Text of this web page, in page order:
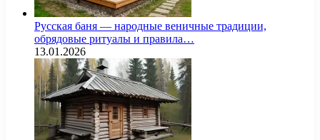
Русская баня — народные веничные традиции,
обрядовые ритуалы и правила…
13.01.2026